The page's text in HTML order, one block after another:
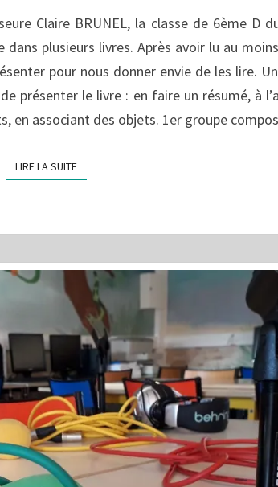
ENVIE
DE
LIRE
!
Claire BRUNEL, la classe de 6ème D
dans plusieurs livres. Après avoir lu au
pour nous donner envie de les lire.
présenter le livre : en faire un résumé, à
en associant des objets. 1er groupe
LIRE LA SUITELIRE LA SUITE